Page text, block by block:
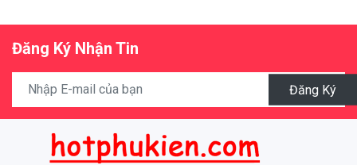
Đăng Ký Nhận Tin
Đăng Ký